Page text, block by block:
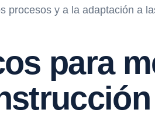
procesos y a la adaptación a
para